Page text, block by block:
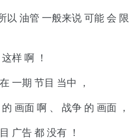
以 油管 一般来说 可能 会 限
样 啊 ！
一期 节目 当中 ，
画面 啊 、 战争 的 画面 ，
广告 都 没有 ！